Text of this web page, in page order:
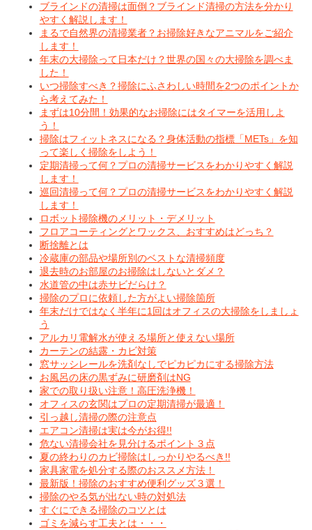
ブラインドの清掃は面倒？ブラインド清掃の方法を分かり
やすく解説します！
まるで自然界の清掃業者？お掃除好きなアニマルをご紹介
します！
年末の大掃除って日本だけ？世界の国々の大掃除を調べま
した！
いつ掃除すべき？掃除にふさわしい時間を2つのポイントか
ら考えてみた！
まずは10分間！効果的なお掃除にはタイマーを活用しよ
う！
掃除はフィットネスになる？身体活動の指標「METs」を知
って楽しく掃除をしよう！
定期清掃って何？プロの清掃サービスをわかりやすく解説
します！
巡回清掃って何？プロの清掃サービスをわかりやすく解説
します！
ロボット掃除機のメリット・デメリット
フロアコーティングとワックス、おすすめはどっち？
断捨離とは
冷蔵庫の部品や場所別のベストな清掃頻度
退去時のお部屋のお掃除はしないとダメ？
水道管の中は赤サビだらけ？
掃除のプロに依頼した方がよい掃除箇所
年末だけではなく半年に1回はオフィスの大掃除をしましょ
う
アルカリ電解水が使える場所と使えない場所
カーテンの結露・カビ対策
窓サッシレールを洗剤なしでピカピカにする掃除方法
お風呂の床の黒ずみに研磨剤はNG
家での取り扱い注意！高圧洗浄機！
オフィスの玄関はプロの定期清掃が最適！
引っ越し清掃の際の注意点
エアコン清掃は実は今がお得!!
危ない清掃会社を見分けるポイント３点
夏の終わりのカビ掃除はしっかりやるべき!!
家具家電を処分する際のおススメ方法！
最新版！掃除のおすすめ便利グッズ３選！
掃除のやる気が出ない時の対処法
すぐにできる掃除のコツとは
ゴミを減らす工夫とは・・・